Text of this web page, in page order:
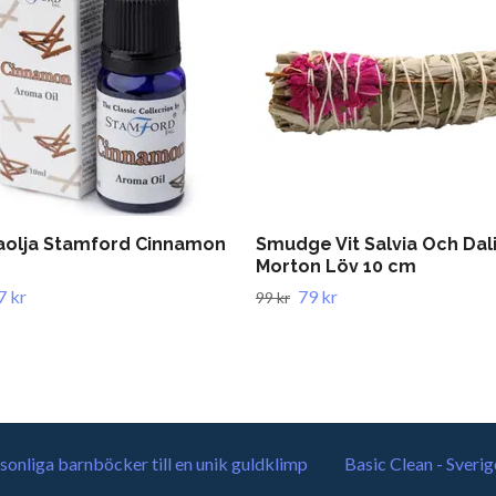
Stamford Cinnamon
kr
Smudge Vit Salvia Och
Morton Löv 10 cm
99 kr 79 kr
barnböcker till en unik guldklimp Basic Clean -